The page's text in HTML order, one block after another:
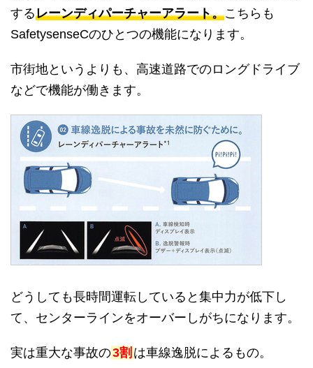
するレーンディパーチャーアラート。こちらも
SafetysenseCのひとつの機能になります。
市街地というよりも、高速道路でのロングドライブ
などで機能が働きます。
どうしても長時間運転していると集中力が低下し
て、センターラインをオーバーしがちになります。
実は重大な事故の3割 は車線逸脱によるもの。